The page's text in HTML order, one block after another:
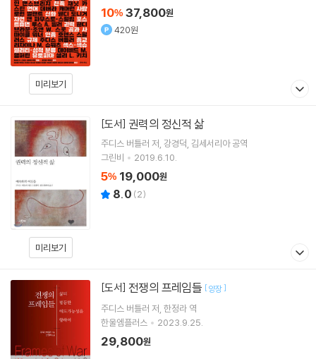
미리보기
10% 37,800원
420원
미리보기
[도서] 권력의 정신적 삶
주디스 버틀러 저 강경덕 김세서리아공역
그린비
2019.6.10.
5% 19,000원
8.0 (2)
[도서] 전쟁의 프레임들 [양장]
주디스 버틀러 저 한정라 역
한울엠플러스
2023.9.25.
29,800원